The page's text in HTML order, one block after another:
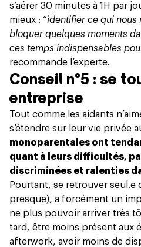
s’aérer 30 minutes à 1H par
mieux : “identifier ce qui nous
bloquer quelques moments
ces temps indispensables
recommande l’experte.
Conseil n°5 : se
entreprise
Tout comme les aidants
s’étendre sur leur vie privée
monoparentales ont
quant à leurs difficultés,
discriminées et ralenties
Pourtant, se retrouver seul.e
presque), a forcément un
ne plus pouvoir arriver très
tard, être moins présent aux
afterwork, avoir moins de